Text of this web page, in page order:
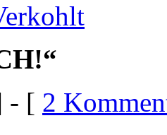
- [ 2